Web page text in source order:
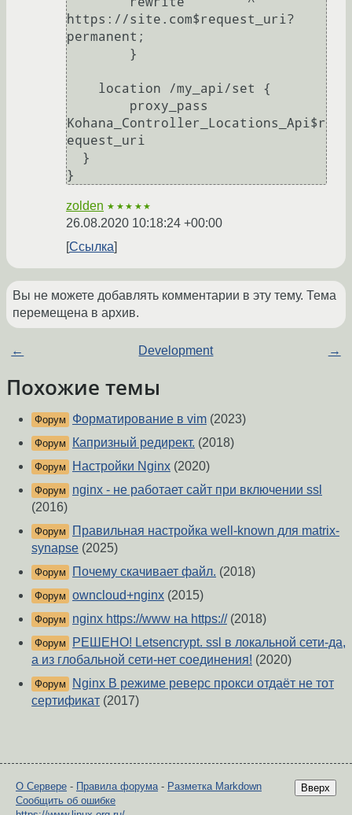
https://site.com$request_uri?
permanent;
Kohana_Controller_Locations_Api$r
equest_uri
zolden ★★★★★
26.08.2020 10:18:24 +00:00
Ссылка
Вы не можете добавлять комментарии в эту тему. Тема
перемещена в архив.
← Development →
Похожие темы
Форум Форматирование в vim (2023)
Форум Капризный редирект. (2018)
Форум Настройки Nginx (2020)
Форум
nginx - не работает сайт при включении ssl
(2016)
Форум
Правильная настройка well-known для matrix-
synapse (2025)
Форум Почему скачивает файл. (2018)
Форум owncloud+nginx (2015)
Форум nginx https://www на https://(2018)
Форум
РЕШЕНО! Letsencrypt. ssl в локальной сети-да,
а из глобальной сети-нет соединения! (2020)
Форум
Nginx В режиме реверс прокси отдаёт не тот
сертификат (2017)
Вверх
О Сервере - Правила форума- Разметка Markdown
Сообщить об ошибке